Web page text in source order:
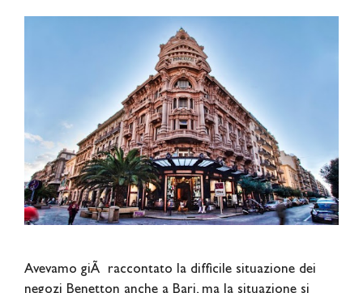
Avevamo giÃ raccontato la difficile situazione dei
negozi Benetton anche a Bari, ma la situazione si